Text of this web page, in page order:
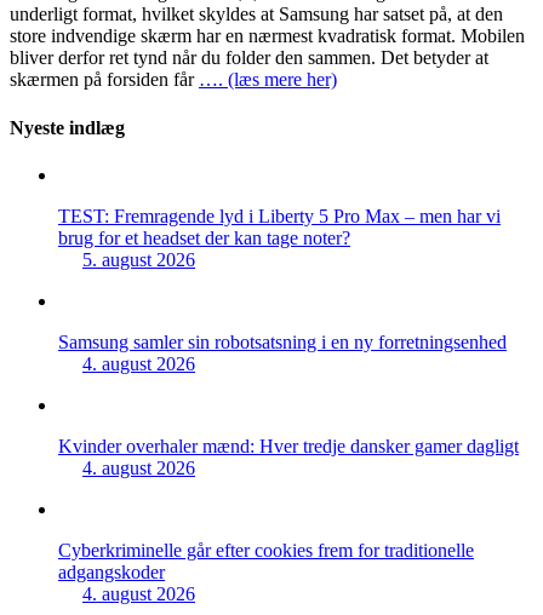
underligt format, hvilket skyldes at Samsung har satset på, at den
store indvendige skærm har en nærmest kvadratisk format. Mobilen
bliver derfor ret tynd når du folder den sammen. Det betyder at
skærmen på forsiden får …. (læs mere her)
Nyeste indlæg
TEST: Fremragende lyd i Liberty 5 Pro Max – men har vi
brug for et headset der kan tage noter?
5. august 2026
Samsung samler sin robotsatsning i en ny forretningsenhed
4. august 2026
Kvinder overhaler mænd: Hver tredje dansker gamer dagligt
4. august 2026
Cyberkriminelle går efter cookies frem for traditionelle
adgangskoder
4. august 2026